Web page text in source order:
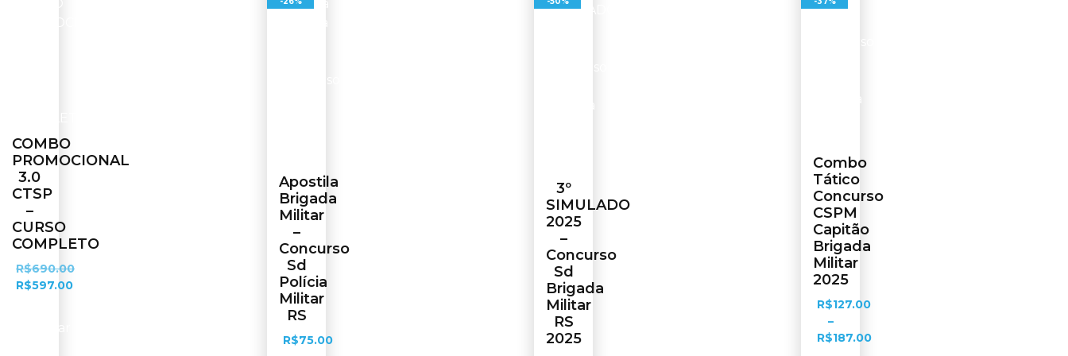
COMBO
PROMOCIONAL
3.0
CTSP
–
CURSO
COMPLETO
R$690.00
R$597.00
Apostila
Brigada
Militar
–
Concurso
Sd
Polícia
Militar
RS
R$75.00
3º
SIMULADO
2025
–
Concurso
Sd
Brigada
Militar
RS
2025
Combo
Tático
Concurso
CSPM
Capitão
Brigada
Militar
2025
R$127.00
–
R$187.00